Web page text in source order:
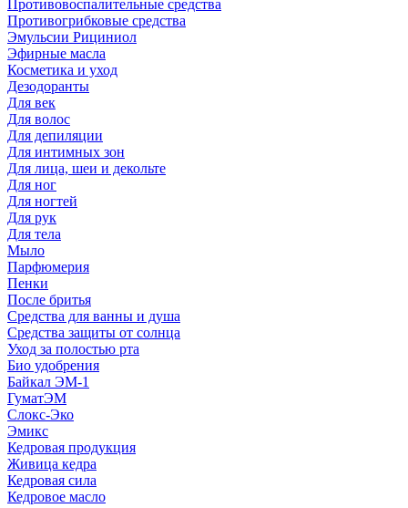
Противовоспалительные средства
Противогрибковые средства
Эмульсии Рициниол
Эфирные масла
Косметика и уход
Дезодоранты
Для век
Для волос
Для депиляции
Для интимных зон
Для лица, шеи и декольте
Для ног
Для ногтей
Для рук
Для тела
Мыло
Парфюмерия
Пенки
После бритья
Средства для ванны и душа
Средства защиты от солнца
Уход за полостью рта
Био удобрения
Байкал ЭМ-1
ГуматЭМ
Слокс-Эко
Эмикс
Кедровая продукция
Живица кедра
Кедровая сила
Кедровое масло